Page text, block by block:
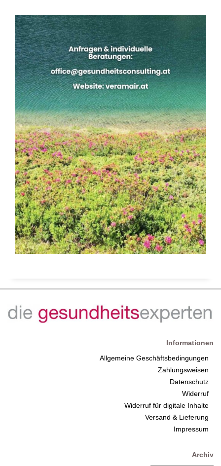
Informationen
Allgemeine Geschäftsbedingungen
Zahlungsweisen
Datenschutz
Widerruf
Widerruf für digitale Inhalte
Versand & Lieferung
Impressum
Archiv